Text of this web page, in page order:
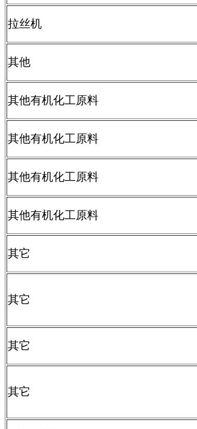
拉丝机
其他
其他有机化工原料
其他有机化工原料
其他有机化工原料
其他有机化工原料
其它
其它
其它
其它